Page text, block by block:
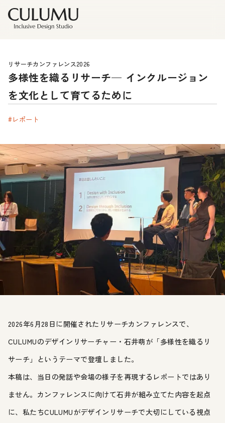
多様性を織るリサーチ— インクルージョン
を文化として育てるために
リサーチカンファレンス2026
#レポート
2026年6月28日に開催されたリサーチカンファレンスで、
CULUMUのデザインリサーチャー・石井萌が「多様性を織るリ
サーチ」というテーマで登壇しました。
本稿は、当日の発話や会場の様子を再現するレポートではあり
ません。カンファレンスに向けて石井が組み立てた内容を起点
に、私たちCULUMUがデザインリサーチで大切にしている視点